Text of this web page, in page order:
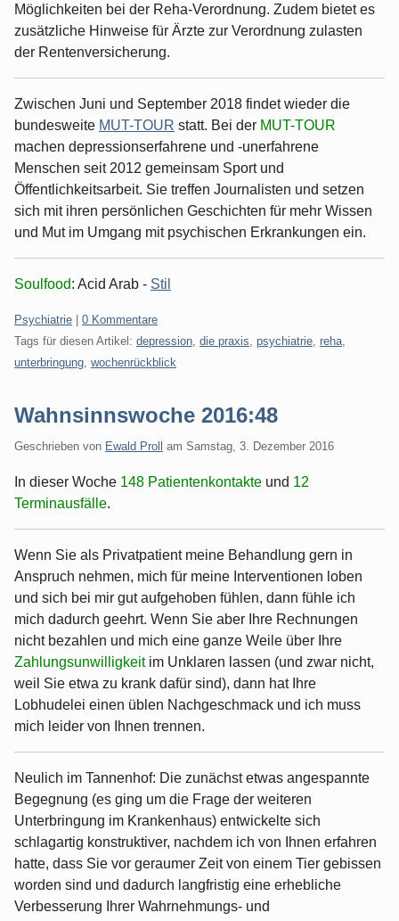
Möglichkeiten bei der Reha-Verordnung. Zudem bietet es
zusätzliche Hinweise für Ärzte zur Verordnung zulasten
der Rentenversicherung.
Zwischen Juni und September 2018 findet wieder die
bundesweite MUT-TOUR statt. Bei der MUT-TOUR
machen depressionserfahrene und -unerfahrene
Menschen seit 2012 gemeinsam Sport und
Öffentlichkeitsarbeit. Sie treffen Journalisten und setzen
sich mit ihren persönlichen Geschichten für mehr Wissen
und Mut im Umgang mit psychischen Erkrankungen ein.
Soulfood: Acid Arab - Stil
Kategorien:
Psychiatrie
0 Kommentare
Tags für diesen Artikel: depression die praxis psychiatrie reha
unterbringung wochenrückblick
Wahnsinnswoche 2016:48
Geschrieben von Ewald Proll am Samstag, 3. Dezember 2016
In dieser Woche 148 Patientenkontakte und 12
Terminausfälle.
Wenn Sie als Privatpatient meine Behandlung gern in
Anspruch nehmen, mich für meine Interventionen loben
und sich bei mir gut aufgehoben fühlen, dann fühle ich
mich dadurch geehrt. Wenn Sie aber Ihre Rechnungen
nicht bezahlen und mich eine ganze Weile über Ihre
Zahlungsunwilligkeitim Unklaren lassen (und zwar nicht,
weil Sie etwa zu krank dafür sind), dann hat Ihre
Lobhudelei einen üblen Nachgeschmack und ich muss
mich leider von Ihnen trennen.
Neulich im Tannenhof: Die zunächst etwas angespannte
Begegnung (es ging um die Frage der weiteren
Unterbringung im Krankenhaus) entwickelte sich
schlagartig konstruktiver, nachdem ich von Ihnen erfahren
hatte, dass Sie vor geraumer Zeit von einem Tier gebissen
worden sind und dadurch langfristig eine erhebliche
Verbesserung Ihrer Wahrnehmungs- und